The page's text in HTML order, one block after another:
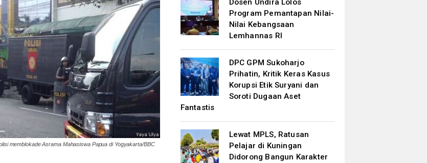
memblokade Asrama Mahasiswa Papua di Yogyakarta/BBC
Dosen Undira Lolos
Program Pemantapan Nilai-
Nilai Kebangsaan
Lemhannas RI
DPC GPM Sukoharjo
Prihatin, Kritik Keras Kasus
Korupsi Etik Suryani dan
Soroti Dugaan Aset
Fantastis
Lewat MPLS, Ratusan
Pelajar di Kuningan
Didorong Bangun Karakter